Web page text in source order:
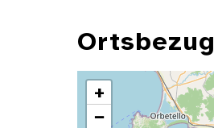
Ortsbezug
+
−